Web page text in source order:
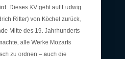
Dieses KV geht auf Ludwig
Ritter) von Köchel zurück,
Mitte des 19. Jahrhunderts
alle Werke Mozarts
zu ordnen – auch die